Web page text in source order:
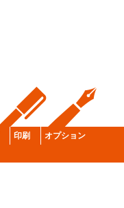
印刷
オプション